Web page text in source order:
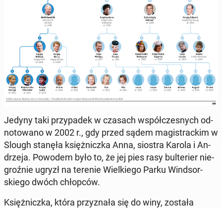
Jedyny taki przy­pa­dek w czasach współ­cze­snych od­
no­to­wa­no w 2002 r., gdy przed sądem ma­gi­strac­kim w
Slough stanęła księż­nicz­ka Anna, siostra Karola i An­
drze­ja. Powodem było to, że jej pies rasy bul­te­rier nie­
groź­nie ugryzł na terenie Wiel­kie­go Parku Wind­sor­
skie­go dwóch chłop­ców.
Księż­nicz­ka, która przy­zna­ła się do winy, została